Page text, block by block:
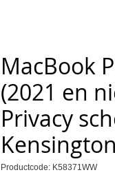
MacBook
(2021 en
Privacy
Productcode: K58371WW